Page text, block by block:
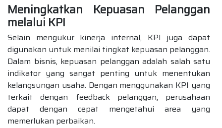
Meningkatkan Kepuasan Pelanggan
melalui KPI
Selain mengukur kinerja internal, KPI juga dapat
digunakan untuk menilai tingkat kepuasan pelanggan.
Dalam bisnis, kepuasan pelanggan adalah salah satu
indikator yang sangat penting untuk menentukan
kelangsungan usaha. Dengan menggunakan KPI yang
terkait dengan feedback pelanggan, perusahaan
dapat dengan cepat mengetahui area yang
memerlukan perbaikan.